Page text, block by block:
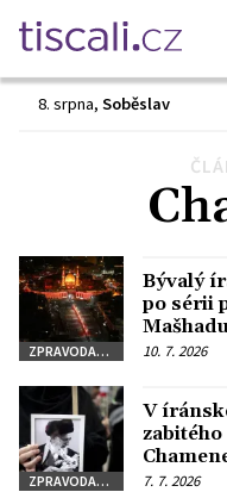
8. srpna, Soběslav
ZPRAVODAJSTVÍ
Bývalý
po sérii
10. 7. 2026
ZPRAVODAJSTVÍ
V
7. 7. 2026